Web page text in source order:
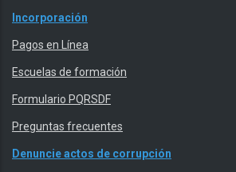
Incorporación
Pagos en Línea
Escuelas de formación
Formulario PQRSDF
Preguntas frecuentes
Denuncie actos de corrupción